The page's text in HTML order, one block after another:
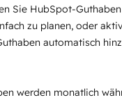
Sie HubSpot-
zu planen, oder
automatisch
werden monatlich